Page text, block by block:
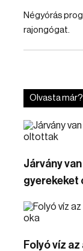
Négyórás
rajongógat.
Olvasta már?
Járvány
Folyó víz